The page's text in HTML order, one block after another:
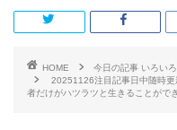
HOME
今日の記事 いろいろ
20251126注目記事日中随時
者だけがハツラツと生きることが